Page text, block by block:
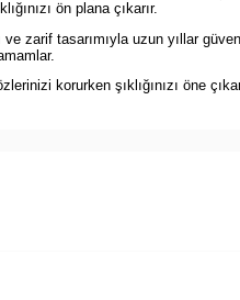
ön plana çıkarır.
zarif tasarımıyla uzun yıllar
korurken şıklığınızı öne